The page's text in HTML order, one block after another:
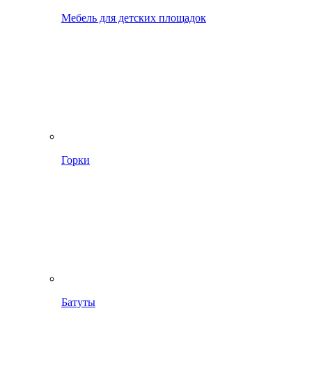
Мебель для детских площадок
Горки
Батуты